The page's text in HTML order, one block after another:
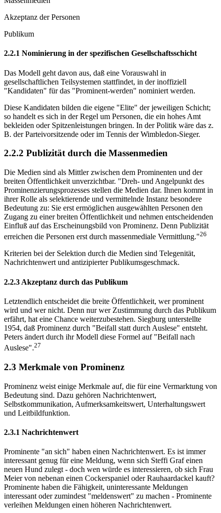
Akzeptanz der Personen
Publikum
2.2.1 Nominierung in der spezifischen Gesellschaftsschicht
Das Modell geht davon aus, daß eine Vorauswahl in
gesellschaftlichen Teilsystemen stattfindet, in der inoffiziell
"Kandidaten" für das "Prominent-werden" nominiert werden.
Diese Kandidaten bilden die eigene "Elite" der jeweiligen Schicht;
so handelt es sich in der Regel um Personen, die ein hohes Amt
bekleiden oder Spitzenleistungen bringen. In der Politik wäre das z.
B. der Parteivorsitzende oder im Tennis der Wimbledon-Sieger.
2.2.2 Publizität durch die Massenmedien
Die Medien sind als Mittler zwischen dem Prominenten und der
breiten Öffentlichkeit unverzichtbar. "Dreh- und Angelpunkt des
Prominenzierungsprozesses stellen die Medien dar. Ihnen kommt in
ihrer Rolle als selektierende und vermittelnde Instanz besondere
Bedeutung zu: Sie erst ermöglichen ausgewählten Personen den
Zugang zu einer breiten Öffentlichkeit und nehmen entscheidenden
Einfluß auf das Erscheinungsbild von Prominenz. Denn Publizität
erreichen die Personen erst durch massenmediale Vermittlung."26
Kriterien bei der Selektion durch die Medien sind Telegenität,
Nachrichtenwert und antizipierter Publikumsgeschmack.
2.2.3 Akzeptanz durch das Publikum
Letztendlich entscheidet die breite Öffentlichkeit, wer prominent
wird und wer nicht. Denn nur wer Zustimmung durch das Publikum
erfährt, hat eine Chance weiterzubestehen. Siegburg unterstellte
1954, daß Prominenz durch "Beifall statt durch Auslese" entsteht.
Peters ändert durch ihr Modell diese Formel auf "Beifall nach
Auslese".27
2.3 Merkmale von Prominenz
Prominenz weist einige Merkmale auf, die für eine Vermarktung von
Bedeutung sind. Dazu gehören Nachrichtenwert,
Selbstkommunikation, Aufmerksamkeitswert, Unterhaltungswert
und Leitbildfunktion.
2.3.1 Nachrichtenwert
Prominente "an sich" haben einen Nachrichtenwert. Es ist immer
interessant genug für eine Meldung, wenn sich Steffi Graf einen
neuen Hund zulegt - doch wen würde es interessieren, ob sich Frau
Meier von nebenan einen Cockerspaniel oder Rauhaardackel kauft?
Prominente haben die Fähigkeit, uninteressante Meldungen
interessant oder zumindest "meldenswert" zu machen - Prominente
verleihen Meldungen einen höheren Nachrichtenwert.